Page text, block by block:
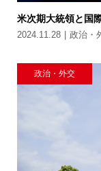
米次期大統領と国
2024.11.28 政治・
政治・外交